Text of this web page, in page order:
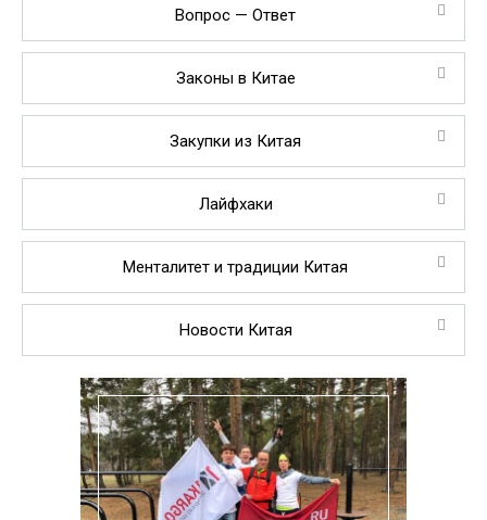
Вопрос — Ответ
Законы в Китае
Закупки из Китая
Лайфхаки
Менталитет и традиции Китая
Новости Китая